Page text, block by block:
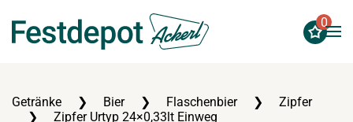
Zum Hauptinhalt springen
0
Getränke Bier Flaschenbier
Zipfer
Zipfer Urtyp 24×0,33lt Einweg